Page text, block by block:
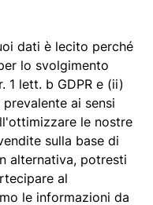
dati è lecito perché
lo svolgimento
1 lett. b GDPR e (ii)
ai sensi
le nostre
sulla base di
alternativa, potresti
al
le informazioni da